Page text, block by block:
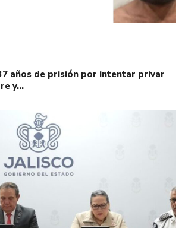
años de prisión por intentar privar
y…